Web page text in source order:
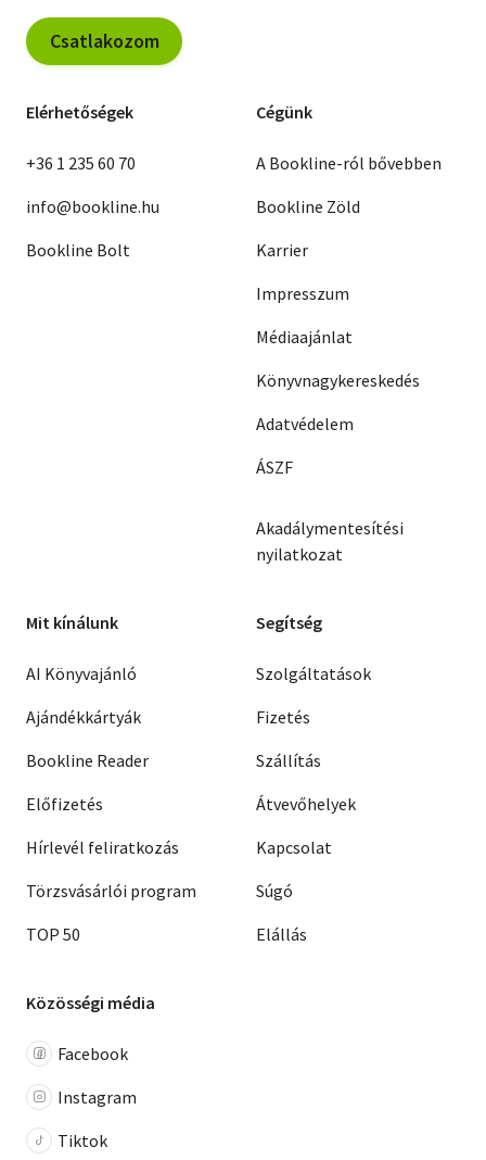
Csatlakozom
Elérhetőségek
+36 1 235 60 70
info@bookline.hu
Bookline Bolt
Cégünk
A Bookline-ról bővebben
Bookline Zöld
Karrier
Impresszum
Médiaajánlat
Könyvnagykereskedés
Adatvédelem
ÁSZF
Akadálymentesítési
nyilatkozat
Mit kínálunk
AI Könyvajánló
Ajándékkártyák
Bookline Reader
Előfizetés
Hírlevél feliratkozás
Törzsvásárlói program
TOP 50
Segítség
Szolgáltatások
Fizetés
Szállítás
Átvevőhelyek
Kapcsolat
Súgó
Elállás
Közösségi média
Facebook
Instagram
Tiktok